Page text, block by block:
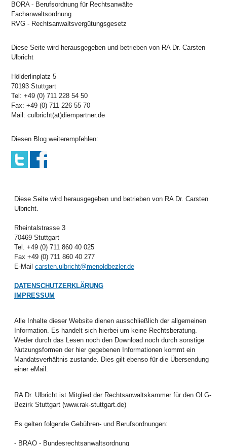
BORA - Berufsordnung für Rechtsanwälte
Fachanwaltsordnung
RVG - Rechtsanwaltsvergütungsgesetz
Diese Seite wird herausgegeben und betrieben von RA Dr. Carsten
Ulbricht
Hölderlinplatz 5
70193 Stuttgart
Tel: +49 (0) 711 228 54 50
Fax: +49 (0) 711 226 55 70
Mail: culbricht(at)diempartner.de
Diesen Blog weiterempfehlen:
Diese Seite wird herausgegeben und betrieben von RA Dr. Carsten
Ulbricht.
Rheintalstrasse 3
70469 Stuttgart
Tel. +49 (0) 711 860 40 025
Fax +49 (0) 711 860 40 277
E-Mail carsten.ulbricht@menoldbezler.de
DATENSCHUTZERKLÄRUNG
IMPRESSUM
Alle Inhalte dieser Website dienen ausschließlich der allgemeinen
Information. Es handelt sich hierbei um keine Rechtsberatung.
Weder durch das Lesen noch den Download noch durch sonstige
Nutzungsformen der hier gegebenen Informationen kommt ein
Mandatsverhältnis zustande. Dies gilt ebenso für die Übersendung
einer eMail.
RA Dr. Ulbricht ist Mitglied der Rechtsanwaltskammer für den OLG-
Bezirk Stuttgart (www.rak-stuttgart.de)
Es gelten folgende Gebühren- und Berufsordnungen:
- BRAO - Bundesrechtsanwaltsordnung